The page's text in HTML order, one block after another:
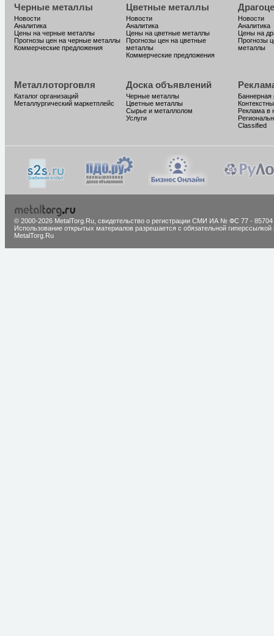
Черные металлы
Новости
Аналитика
Цены на черные металлы
Прогнозы цен на черные металлы
Коммерческие предложения
Цветные металлы
Новости
Аналитика
Цены на цветные металлы
Прогнозы цен на цветные
металлы
Коммерческие предложения
Новости
Аналитика
Цены на
Прогнозы
металлы
Металлоторговля
Каталог организаций
Металлургический маркетплейс
Доска объявлений
Черные металлы
Цветные металлы
Сырье и металлолом
Услуги
Баннерная
Реклама в
Classified
© 2000-2026 MetalTorg.Ru, cвидетельство о регистрации СМИ ИА № ФС 77 - 85704
Использование открытых материалов разрешается с обязательной гиперссылкой
MetalTorg.Ru